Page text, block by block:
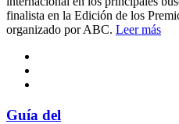
finalista en la Edición de los
organizado por ABC. Leer más
Guía del